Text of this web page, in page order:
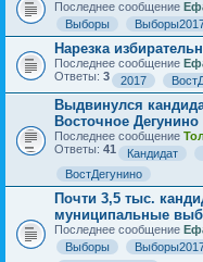
Последнее сообщение
Выборы
Нарезка
Последнее сообщение
Ответы: 3 2017
Выдвинулся
Восточное Дегунино
Последнее сообщение
Ответы: 41 Кандидат
ВостДегунино
Почти 3,5 тыс.
муниципальные
Последнее сообщение
Выборы